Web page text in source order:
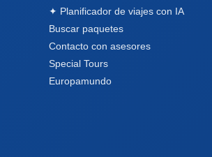
✦ Planificador de viajes con IA
Buscar paquetes
Contacto con asesores
Special Tours
Europamundo